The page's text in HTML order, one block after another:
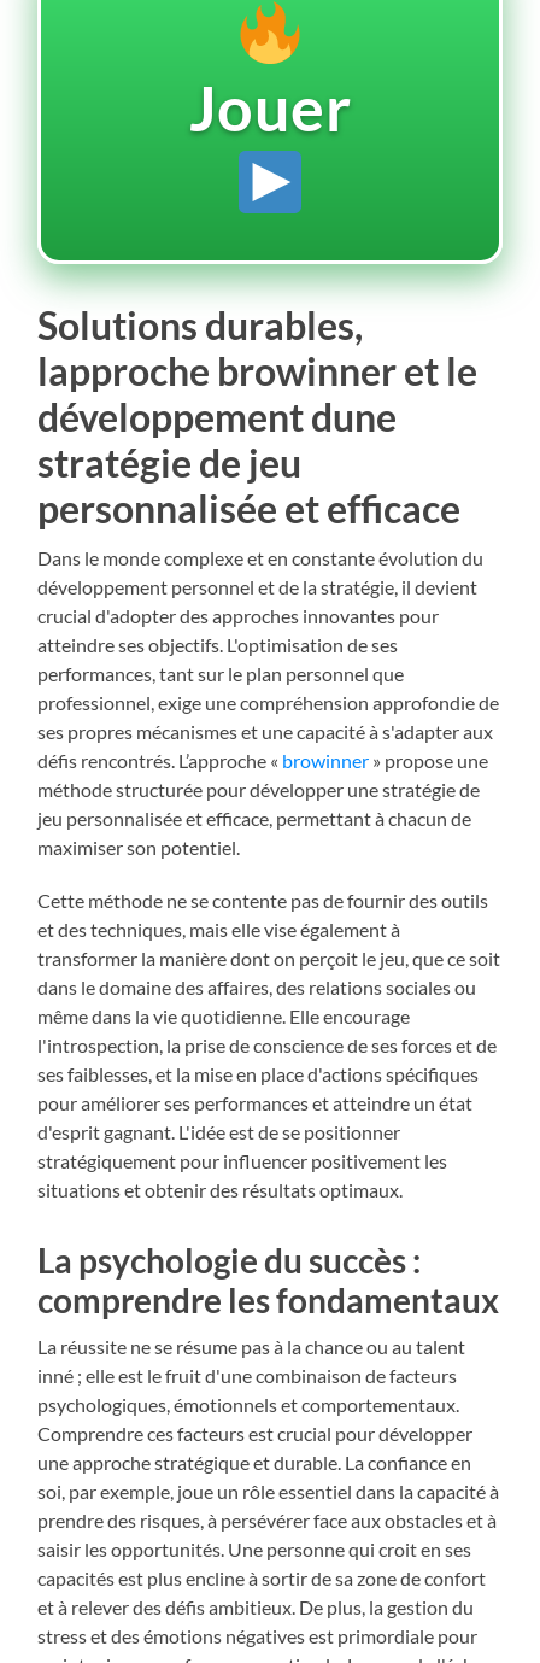
Jouer
Solutions durables,
lapproche browinner et le
développement dune
stratégie de jeu
personnalisée et efficace
Dans le monde complexe et en constante évolution du
développement personnel et de la stratégie, il devient
crucial d'adopter des approches innovantes pour
atteindre ses objectifs. L'optimisation de ses
performances, tant sur le plan personnel que
professionnel, exige une compréhension approfondie de
ses propres mécanismes et une capacité à s'adapter aux
défis rencontrés. L’approche « browinner » propose une
méthode structurée pour développer une stratégie de
jeu personnalisée et efficace, permettant à chacun de
maximiser son potentiel.
Cette méthode ne se contente pas de fournir des outils
et des techniques, mais elle vise également à
transformer la manière dont on perçoit le jeu, que ce soit
dans le domaine des affaires, des relations sociales ou
même dans la vie quotidienne. Elle encourage
l'introspection, la prise de conscience de ses forces et de
ses faiblesses, et la mise en place d'actions spécifiques
pour améliorer ses performances et atteindre un état
d'esprit gagnant. L'idée est de se positionner
stratégiquement pour influencer positivement les
situations et obtenir des résultats optimaux.
La psychologie du succès :
comprendre les fondamentaux
La réussite ne se résume pas à la chance ou au talent
inné ; elle est le fruit d'une combinaison de facteurs
psychologiques, émotionnels et comportementaux.
Comprendre ces facteurs est crucial pour développer
une approche stratégique et durable. La confiance en
soi, par exemple, joue un rôle essentiel dans la capacité à
prendre des risques, à persévérer face aux obstacles et à
saisir les opportunités. Une personne qui croit en ses
capacités est plus encline à sortir de sa zone de confort
et à relever des défis ambitieux. De plus, la gestion du
stress et des émotions négatives est primordiale pour